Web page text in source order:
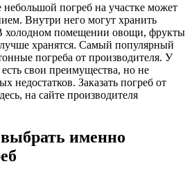
погреб на участке может
Внутри него могут хранить
холодном помещении овощи, фрукты
хранятся. Самый популярный
погреба от производителя. У
свои преимущества, но не
недостатков. Заказать погреб от
на сайте производителя
именно